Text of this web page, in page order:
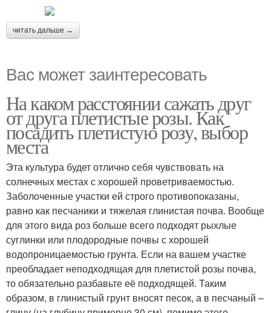
читать дальше →
Вас может заинтересовать
На каком расстоянии сажать друг
от друга плетистые розы. Как
посадить плетистую розу, выбор
места
Эта культура будет отлично себя чувствовать на
солнечных местах с хорошей проветриваемостью.
Заболоченные участки ей строго противопоказаны,
равно как песчаники и тяжелая глинистая почва. Вообще
для этого вида роз больше всего подходят рыхлые
суглинки или плодородные почвы с хорошей
водопроницаемостью грунта. Если на вашем участке
преобладает неподходящая для плетистой розы почва,
то обязательно разбавьте её подходящей. Таким
образом, в глинистый грунт вносят песок, а в песчаный –